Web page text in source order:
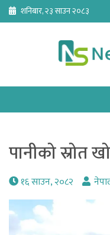
Skip
content
शनिबार, २३ साउन २०८३
पानीको स्रोत
१६ साउन, २०८२